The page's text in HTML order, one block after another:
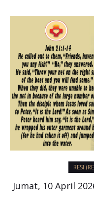
RESI
Jumat, 10 April